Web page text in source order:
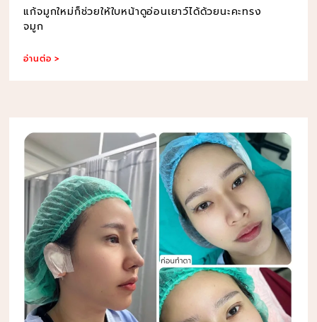
แก้จมูกใหม่ก็ช่วยให้ใบหน้าดูอ่อนเยาว์ได้ด้วยนะคะทรง
จมูก
อ่านต่อ >